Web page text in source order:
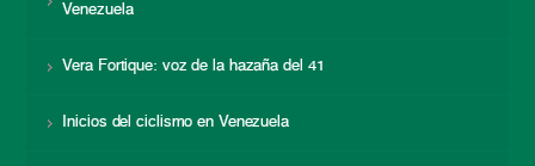
Venezuela
Vera Fortique: voz de la hazaña del 41
Inicios del ciclismo en Venezuela